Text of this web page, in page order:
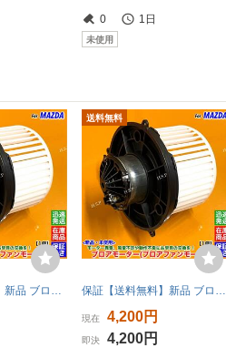
0 1日
未使用
即納【送料無料】新品 ブロアモーター 1個【キャロル HB23S HB22S HB12S】1A02-61-B10A 1A00-61-B10 ブロアファン ヒーター エアコン 交換
送料無料
保証【送料無料】新品 ブロアモーター 1個【AZワゴン MD22S MD21S MD12S MD11S】1A02-61-B10A 1A00-61-B10 ブロアファン ヒーター エアコン
現在 4,200円
即決 4,200円